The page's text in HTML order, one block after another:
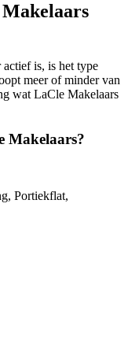
actief is, is het type
meer of minder van
wat LaCle Makelaars
Makelaars?
Portiekflat,